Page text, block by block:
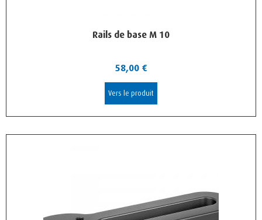
Rails de base M 10
58,00 €
Vers le produit